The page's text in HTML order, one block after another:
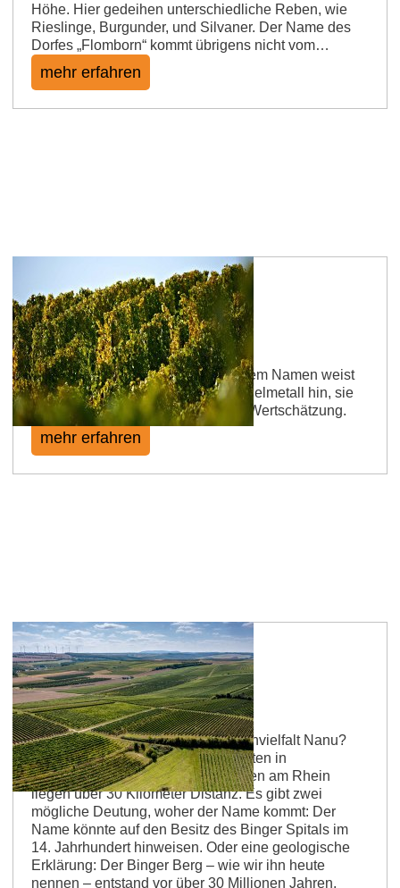
Höhe. Hier gedeihen unterschiedliche Reben, wie
Rieslinge, Burgunder, und Silvaner. Der Name des
Dorfes „Flomborn“ kommt übrigens nicht vom…
mehr erfahren
Flomborner Goldberg
Die Benennung einer Flur mit diesem Namen weist
in den seltensten Fällen auf das Edelmetall hin, sie
ist vielmehr Ausdruck allgemeiner Wertschätzung.
mehr erfahren
Flonheimer Binger Berg
Von Bergen, Meeren und Rebsortenvielfalt Nanu?
Zwischen dem Dorf Flonheim – mitten in
Rheinhessen – und der Stadt Bingen am Rhein
liegen über 30 Kilometer Distanz. Es gibt zwei
mögliche Deutung, woher der Name kommt: Der
Name könnte auf den Besitz des Binger Spitals im
14. Jahrhundert hinweisen. Oder eine geologische
Erklärung: Der Binger Berg – wie wir ihn heute
nennen – entstand vor über 30 Millionen Jahren.